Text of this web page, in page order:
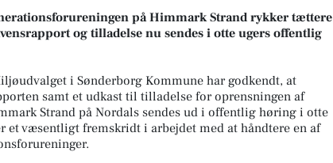
på Himmark Strand rykker tættere
og tilladelse nu sendes i otte ugers offentlig
i Sønderborg Kommune har godkendt, at
samt et udkast til tilladelse for oprensningen af
Strand på Nordals sendes ud i offentlig høring i otte
et væsentligt fremskridt i arbejdet med at håndtere en af